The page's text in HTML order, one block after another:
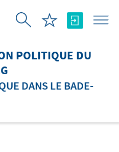
POLITIQUE DU
DANS LE BADE-